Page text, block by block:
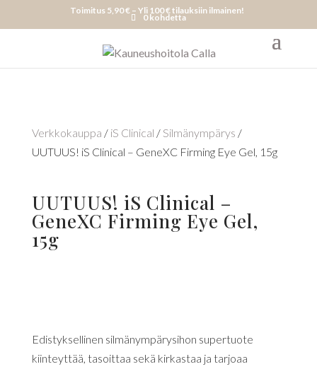
Toimitus 5,90 € – Yli 100 € tilauksiin ilmainen!
0 kohdetta
Verkkokauppa / iS Clinical / Silmänympärys /
UUTUUS! iS Clinical – GeneXC Firming Eye Gel, 15g
UUTUUS! iS Clinical –
GeneXC Firming Eye Gel,
15g
Edistyksellinen silmänympärysihon supertuote
kiinteyttää, tasoittaa sekä kirkastaa ja tarjoaa